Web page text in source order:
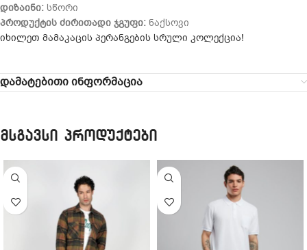
დიზაინი: სწორი
პროდუქტის ძირითადი ჯგუფი: ნაქსოვი
იხილეთ მამაკაცის პერანგების სრული კოლექცია!
დამატებითი ინფორმაცია
მსგავსი პროდუქტები